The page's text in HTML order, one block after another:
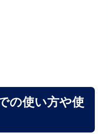
の使い方や使